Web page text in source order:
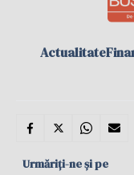
Actualitate
Urmăriți-ne și pe